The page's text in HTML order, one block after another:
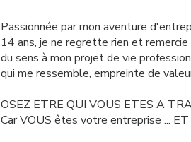
Passionnée par mon aventure
14 ans, je ne regrette rien et
du sens à mon projet de vie
qui me ressemble, empreinte de
OSEZ ETRE QUI VOUS ETES A
Car VOUS êtes votre entreprise ...